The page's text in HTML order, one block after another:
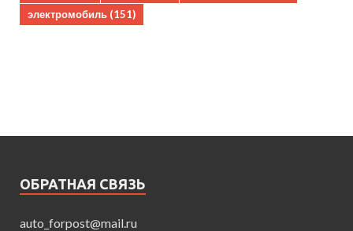
электромобиль (151)
ОБРАТНАЯ СВЯЗЬ
auto_forpost@mail.ru